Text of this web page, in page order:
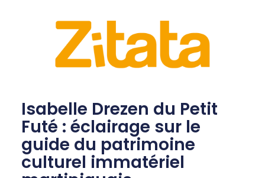
Isabelle Drezen du Petit
Futé : éclairage sur le
guide du patrimoine
culturel immatériel